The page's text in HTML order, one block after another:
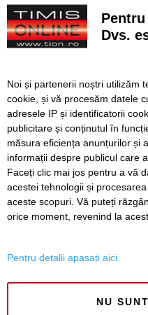
la final
Cu un ghiozdan donat,
anul școlar cu tot ce are
Avansează șantierul
sfârșitul anului viitor vom
VIDEO. Din toamnă, încă
studenții UVT. Două
SERVICII Redactia
Dvs.
Noi și partenerii noștri utilizăm
cookie, și vă procesăm datele
adresele IP și identificatorii
publicitare și conținutul în
măsura eficiența anunțurilor și
informații despre publicul care
Faceți clic mai jos pentru a vă
acestei tehnologii și
aceste scopuri. Vă puteți
orice moment, revenind la
Pentru detalii apasati aici
NU